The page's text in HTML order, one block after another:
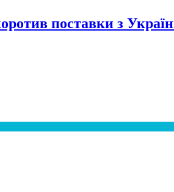
поставки з